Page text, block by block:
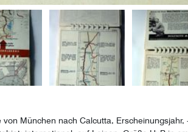
von München nach Calcutta, Erscheinungsjahr,